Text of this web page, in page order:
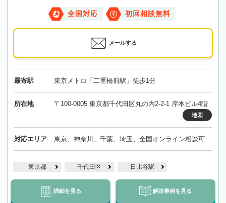
全国対応 初回相談無料
メールする
最寄駅 東京メトロ「二重橋前駅」徒歩1分
所在地 〒100-0005 東京都千代田区丸の内2-2-1 岸本ビル4階
地図
対応エリア 東京、神奈川、千葉、埼玉、全国オンライン相談可
東京都 千代田区 日比谷駅
詳細を見る 解決事例を見る